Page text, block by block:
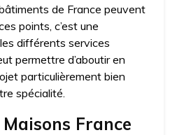
de France peuvent
points, c’est une
différents services
permettre d’aboutir en
particulièrement bien
spécialité.
France